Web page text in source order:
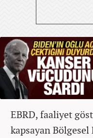
EBRD, faaliyet
kapsayan